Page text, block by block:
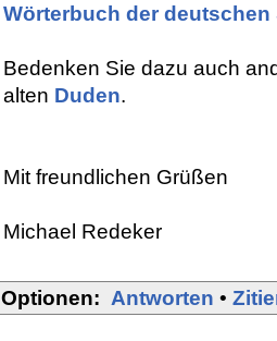
Wörterbuch der deutschen
Bedenken Sie dazu auch
alten Duden.
Mit freundlichen Grüßen
Michael Redeker
Optionen: Antworten •